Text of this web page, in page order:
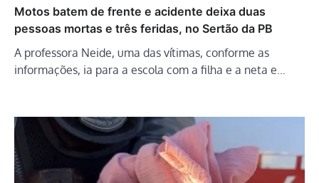
Motos batem de frente e acidente deixa duas
pessoas mortas e três feridas, no Sertão da PB
A professora Neide, uma das vítimas, conforme as
informações, ia para a escola com a filha e a neta e…